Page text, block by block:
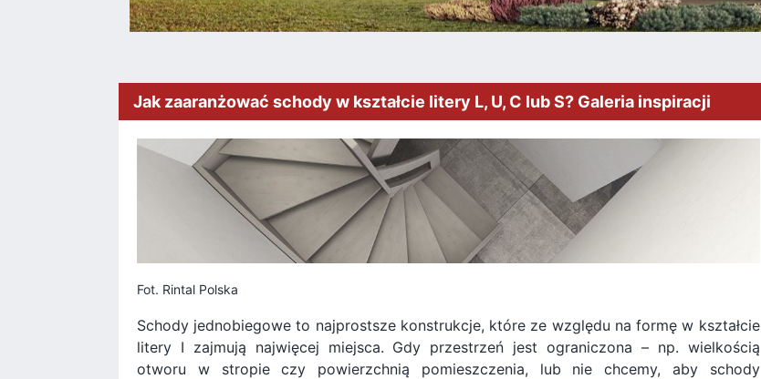
Jak zaaranżować schody w kształcie litery L, U, C lub S? Galeria inspiracji
Fot. Rintal Polska
Schody jednobiegowe to najprostsze konstrukcje, które ze względu na formę w kształcie
litery I zajmują najwięcej miejsca. Gdy przestrzeń jest ograniczona – np. wielkością
otworu w stropie czy powierzchnią pomieszczenia, lub nie chcemy, aby schody